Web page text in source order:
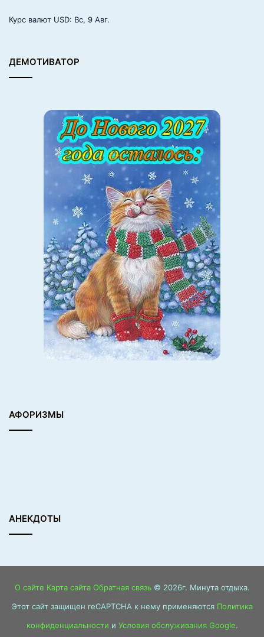
Курс валют USD: Вс, 9 Авг.
ДЕМОТИВАТОР
АФОРИЗМЫ
АНЕКДОТЫ
О сайте Карта сайта Обратная связь© 2026г. Минута отдыха.
Этот сайт защищен reCAPTCHA к нему применяются Политика
конфиденциальности и Условия обслуживания Google.